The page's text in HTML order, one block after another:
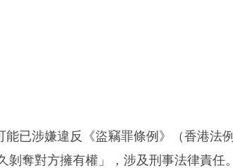
已涉嫌違反《盜竊罪條例》（香港法例
奪對方擁有權」，涉及刑事法律責任。